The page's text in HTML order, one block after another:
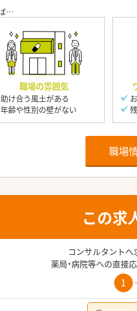
職場の雰囲気
助け合う風土がある
年齢や性別の壁がない
職場
この求
コンサルタントへ
薬局・病院等への直接
1